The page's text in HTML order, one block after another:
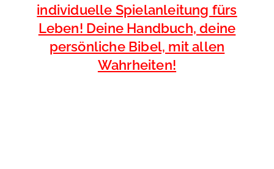
individuelle Spielanleitung fürs
Leben! Deine Handbuch, deine
persönliche Bibel, mit allen
Wahrheiten!